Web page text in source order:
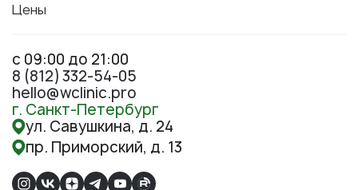
Цены
с 09:00 до 21:00
8 (812) 332-54-05
hello@wclinic.pro
г. Санкт-Петербург
ул. Савушкина, д. 24
пр. Приморский, д. 13